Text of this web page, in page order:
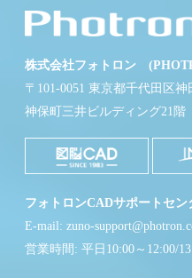
株式会社フォトロン
〒101-0051 東京都千代田区
神保町三井ビルディング21階
フォトロンCADサポートセン
E-mail: zuno-
営業時間: 平日10:00～12:00/